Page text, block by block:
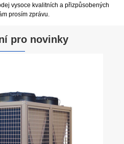
vysoce kvalitních a přizpůsobených
prosím zprávu.
pro novinky
nákladů s ohledem na